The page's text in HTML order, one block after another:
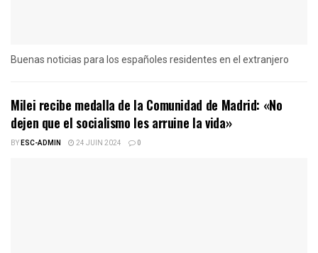
Buenas noticias para los españoles residentes en el extranjero
Milei recibe medalla de la Comunidad de Madrid: «No
dejen que el socialismo les arruine la vida»
BYESC-ADMIN 24 JUIN 2024 0